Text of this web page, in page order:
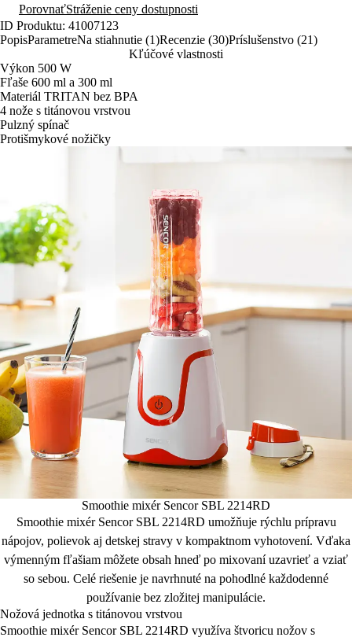
PorovnaťStráženie ceny dostupnosti
ID Produktu: 41007123
PopisParametreNa stiahnutie (1)Recenzie (30)Príslušenstvo (21)
Kľúčové vlastnosti
Výkon 500 W
Fľaše 600 ml a 300 ml
Materiál TRITAN bez BPA
4 nože s titánovou vrstvou
Pulzný spínač
Protišmykové nožičky
Smoothie mixér Sencor SBL 2214RD
Smoothie mixér Sencor SBL 2214RD umožňuje rýchlu prípravu
nápojov, polievok aj detskej stravy v kompaktnom vyhotovení. Vďaka
výmenným fľašiam môžete obsah hneď po mixovaní uzavrieť a vziať
so sebou. Celé riešenie je navrhnuté na pohodlné každodenné
používanie bez zložitej manipulácie.
Nožová jednotka s titánovou vrstvou
Smoothie mixér Sencor SBL 2214RD využíva štvoricu nožov s